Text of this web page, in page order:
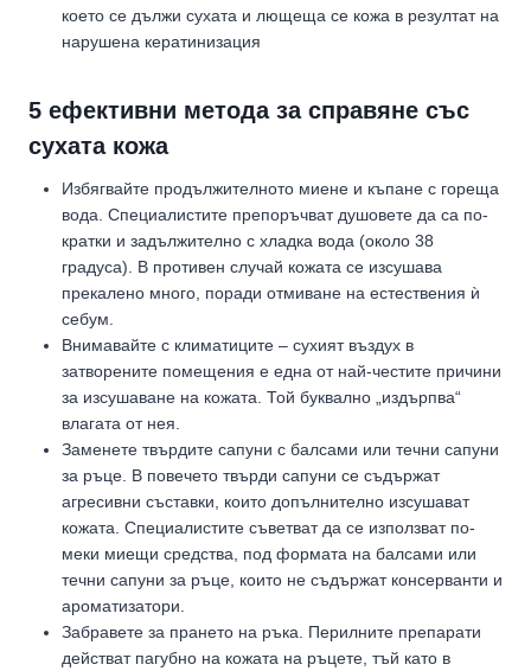
което се дължи сухата и лющеща се кожа в резултат на
нарушена кератинизация
5 ефективни метода за справяне със
сухата кожа
Избягвайте продължителното миене и къпане с гореща
вода. Специалистите препоръчват душовете да са по-
кратки и задължително с хладка вода (около 38
градуса). В противен случай кожата се изсушава
прекалено много, поради отмиване на естествения ѝ
себум.
Внимавайте с климатиците – сухият въздух в
затворените помещения е една от най-честите причини
за изсушаване на кожата. Той буквално „издърпва“
влагата от нея.
Заменете твърдите сапуни с балсами или течни сапуни
за ръце. В повечето твърди сапуни се съдържат
агресивни съставки, които допълнително изсушават
кожата. Специалистите съветват да се използват по-
меки миещи средства, под формата на балсами или
течни сапуни за ръце, които не съдържат консерванти и
ароматизатори.
Забравете за прането на ръка. Перилните препарати
действат пагубно на кожата на ръцете, тъй като в